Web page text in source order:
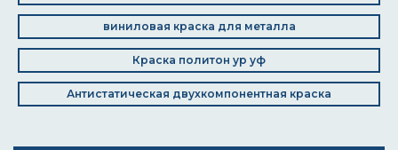
виниловая краска для металла
Краска политон ур уф
Антистатическая двухкомпонентная краска